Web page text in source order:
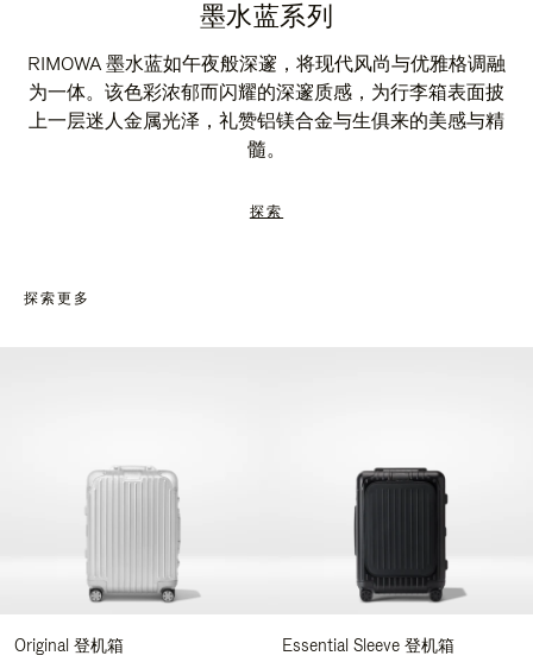
墨水蓝系列
RIMOWA 墨水蓝如午夜般深邃，将现代风尚与优雅格调融
为一体。该色彩浓郁而闪耀的深邃质感，为行李箱表面披
上一层迷人金属光泽，礼赞铝镁合金与生俱来的美感与精
髓。
探索
探索更多
Original 登机箱
Essential Sleeve 登机箱